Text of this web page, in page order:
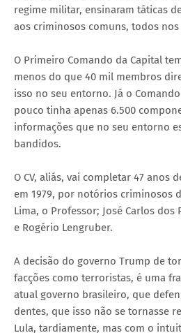
regime militar, ensinaram táticas
aos criminosos comuns, todos
O Primeiro Comando da Capital
menos do que 40 mil membros
isso no seu entorno. Já o
pouco tinha apenas 6.500
informações que no seu entorno
bandidos.
O CV, aliás, vai completar 47 anos
em 1979, por notórios criminosos
Lima, o Professor; José Carlos dos
e Rogério Lengruber.
A decisão do governo Trump de
facções como terroristas, é uma
atual governo brasileiro, que
dentes, que isso não se tornasse
Lula, tardiamente, mas com o